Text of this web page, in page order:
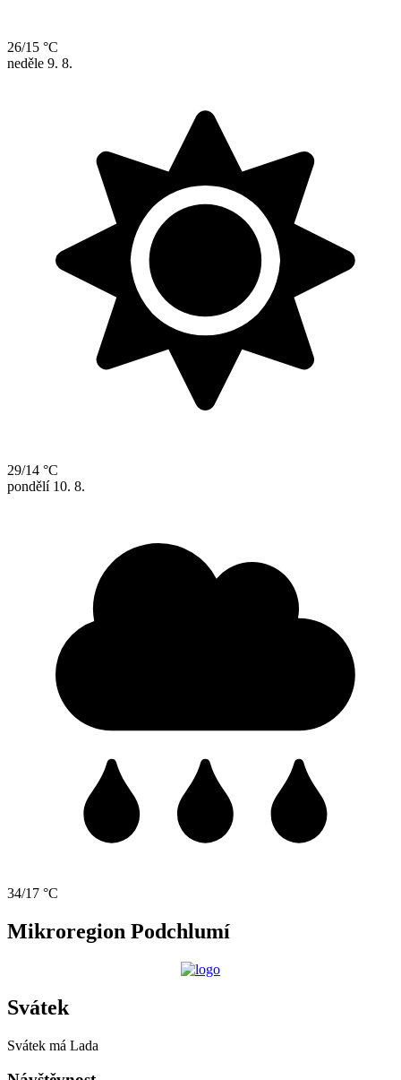
26/15 °C
neděle 9. 8.
29/14 °C
pondělí 10. 8.
34/17 °C
Mikroregion Podchlumí
Svátek
Svátek má Lada